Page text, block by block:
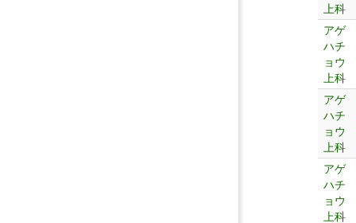
上科
アゲ
ハチ
ョウ
上科
アゲ
ハチ
ョウ
上科
アゲ
ハチ
ョウ
上科